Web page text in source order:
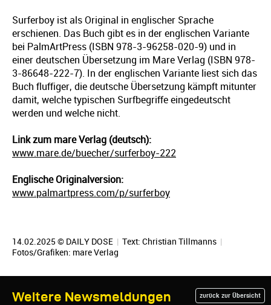
Surferboy ist als Original in englischer Sprache
erschienen. Das Buch gibt es in der englischen Variante
bei PalmArtPress (ISBN 978-3-96258-020-9) und in
einer deutschen Übersetzung im Mare Verlag (ISBN 978-
3-86648-222-7). In der englischen Variante liest sich das
Buch fluffiger, die deutsche Übersetzung kämpft mitunter
damit, welche typischen Surfbegriffe eingedeutscht
werden und welche nicht.
Link zum mare Verlag (deutsch):
www.mare.de/buecher/surferboy-222
Englische Originalversion:
www.palmartpress.com/p/surferboy
14.02.2025 © DAILY DOSE | Text: Christian Tillmanns |
Fotos/Grafiken: mare Verlag
Weitere Newsmeldungen zurück zur Übersicht